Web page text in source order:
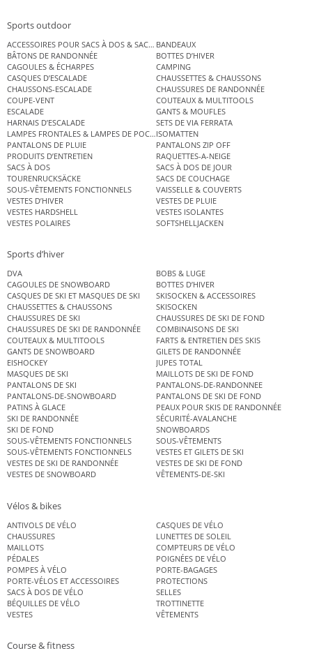
Sports outdoor
ACCESSOIRES POUR SACS À DOS & SACS ÉTANCHES
BANDEAUX
BÂTONS DE RANDONNÉE
BOTTES D’HIVER
CAGOULES & ÉCHARPES
CAMPING
CASQUES D’ESCALADE
CHAUSSETTES & CHAUSSONS
CHAUSSONS-ESCALADE
CHAUSSURES DE RANDONNÉE
COUPE-VENT
COUTEAUX & MULTITOOLS
ESCALADE
GANTS & MOUFLES
HARNAIS D’ESCALADE
SETS DE VIA FERRATA
LAMPES FRONTALES & LAMPES DE POCHEISOMATTEN
PANTALONS DE PLUIE
PANTALONS ZIP OFF
PRODUITS D’ENTRETIEN
RAQUETTES-A-NEIGE
SACS À DOS
SACS À DOS DE JOUR
TOURENRUCKSÄCKE
SACS DE COUCHAGE
SOUS-VÊTEMENTS FONCTIONNELS
VAISSELLE & COUVERTS
VESTES D’HIVER
VESTES DE PLUIE
VESTES HARDSHELL
VESTES ISOLANTES
VESTES POLAIRES
SOFTSHELLJACKEN
Sports d’hiver
DVA
BOBS & LUGE
CAGOULES DE SNOWBOARD
BOTTES D’HIVER
CASQUES DE SKI ET MASQUES DE SKI
SKISOCKEN & ACCESSOIRES
CHAUSSETTES & CHAUSSONS
SKISOCKEN
CHAUSSURES DE SKI
CHAUSSURES DE SKI DE FOND
CHAUSSURES DE SKI DE RANDONNÉE
COMBINAISONS DE SKI
COUTEAUX & MULTITOOLS
FARTS & ENTRETIEN DES SKIS
GANTS DE SNOWBOARD
GILETS DE RANDONNÉE
EISHOCKEY
JUPES TOTAL
MASQUES DE SKI
MAILLOTS DE SKI DE FOND
PANTALONS DE SKI
PANTALONS-DE-RANDONNEE
PANTALONS-DE-SNOWBOARD
PANTALONS DE SKI DE FOND
PATINS À GLACE
PEAUX POUR SKIS DE RANDONNÉE
SKI DE RANDONNÉE
SÉCURITÉ-AVALANCHE
SKI DE FOND
SNOWBOARDS
SOUS-VÊTEMENTS FONCTIONNELS
SOUS-VÊTEMENTS
SOUS-VÊTEMENTS FONCTIONNELS
VESTES ET GILETS DE SKI
VESTES DE SKI DE RANDONNÉE
VESTES DE SKI DE FOND
VESTES DE SNOWBOARD
VÊTEMENTS-DE-SKI
Vélos & bikes
ANTIVOLS DE VÉLO
CASQUES DE VÉLO
CHAUSSURES
LUNETTES DE SOLEIL
MAILLOTS
COMPTEURS DE VÉLO
PÉDALES
POIGNÉES DE VÉLO
POMPES À VÉLO
PORTE-BAGAGES
PORTE-VÉLOS ET ACCESSOIRES
PROTECTIONS
SACS À DOS DE VÉLO
SELLES
BÉQUILLES DE VÉLO
TROTTINETTE
VESTES
VÊTEMENTS
Course & fitness